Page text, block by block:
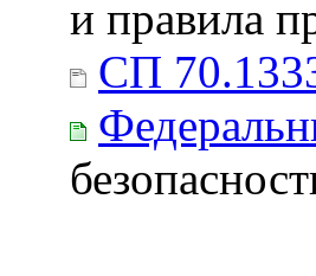
и правила
СП